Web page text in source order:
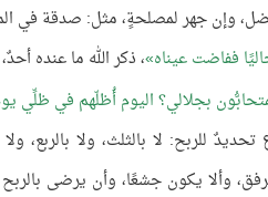
أفضل، وإن جهر لمصلحةٍ، مثل: صدقة
ففاضت عيناه ، ذكر الله ما عنده
بجلالي؟ اليوم أُظلّهم في ظلِّي
للربح: لا بالثلث، ولا بالربع،
وألا يكون جشعًا، وأن يرضى